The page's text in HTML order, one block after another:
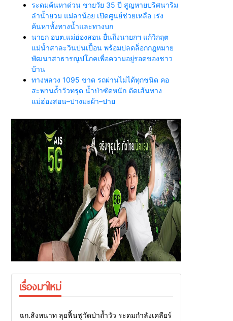
ระดมค้นหาด่วน ชายวัย 35 ปี สูญหายปริศนาริม
ลำน้ำยวม แม่ลาน้อย เปิดศูนย์ช่วยเหลือ เร่ง
ค้นหาทั้งทางน้ำและทางบก
นายก อบต.แม่ฮ่องสอน ยื่นถึงนายกฯ แก้วิกฤต
แม่น้ำสาละวินปนเปื้อน พร้อมปลดล็อกกฎหมาย
พัฒนาสาธารณูปโภคเพื่อความอยู่รอดของชาว
บ้าน
ทางหลวง 1095 ขาด รถผ่านไม่ได้ทุกชนิด คอ
สะพานถ้ำวัวทรุด น้ำป่าซัดหนัก ตัดเส้นทาง
แม่ฮ่องสอน–ปางมะผ้า–ปาย
เรื่องมาใหม่
Home แวดวงทหาร
ฉก.สิงหนาท ลุยฟื้นฟูวัดป่าถ้ำวัว ระดมกำลังเคลียร์